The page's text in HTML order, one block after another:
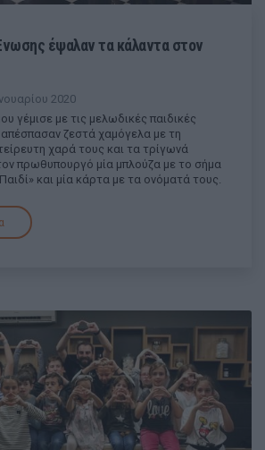
έψαλαν τα κάλαντα στον
2020
γέμισε με τις μελωδικές παιδικές
ζεστά χαμόγελα με τη
χαρά τους και τα τρίγωνά
πρωθυπουργό μία μπλούζα με το σήμα
και μία κάρτα με τα ονόματά τους.